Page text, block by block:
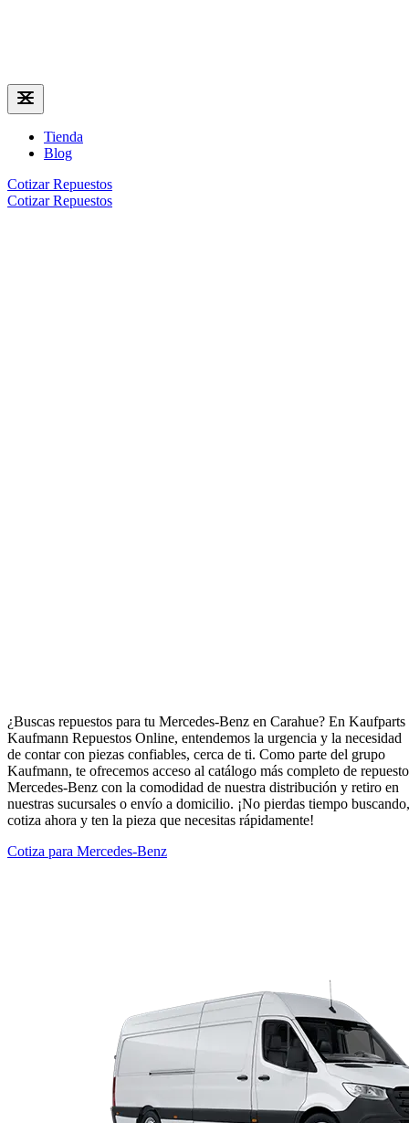
Tienda
Blog
Cotizar Repuestos
Cotizar Repuestos
¿Buscas repuestos para tu Mercedes-Benz en Carahue? En Kaufparts
Kaufmann Repuestos Online, entendemos la urgencia y la necesidad
de contar con piezas confiables, cerca de ti. Como parte del grupo
Kaufmann, te ofrecemos acceso al catálogo más completo de
Mercedes-Benz con la comodidad de nuestra distribución y retiro en
nuestras sucursales o envío a domicilio. ¡No pierdas tiempo buscando,
cotiza ahora y ten la pieza que necesitas rápidamente!
Cotiza para Mercedes-Benz